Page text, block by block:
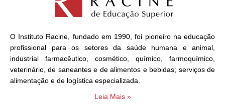
O Instituto Racine, fundado em 1990, foi pioneiro na educação
profissional para os setores da saúde humana e animal,
industrial farmacêutico, cosmético, químico, farmoquímico,
veterinário, de saneantes e de alimentos e bebidas; serviços de
alimentação e de logística especializada.
Leia Mais »